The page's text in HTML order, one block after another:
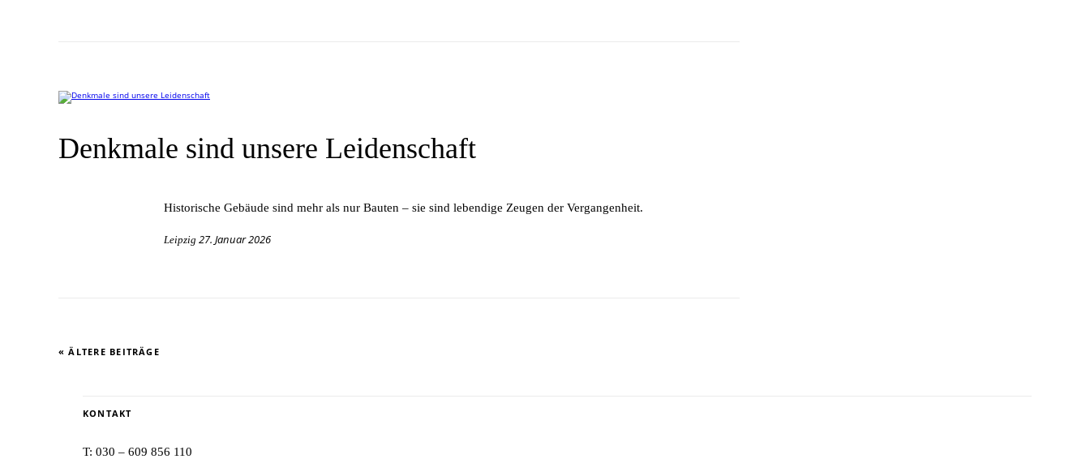
Denkmale sind unsere Leidenschaft
His­to­ri­sche Ge­bäu­de sind mehr als nur Bau­ten – sie sind le­ben­di­ge Zeu­gen der Vergangenheit.
Leipzig 27. Januar 2026
« ÄLTERE BEITRÄGE
KONTAKT
T: 030 – 609 856 110